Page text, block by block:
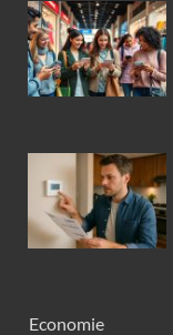
Economie